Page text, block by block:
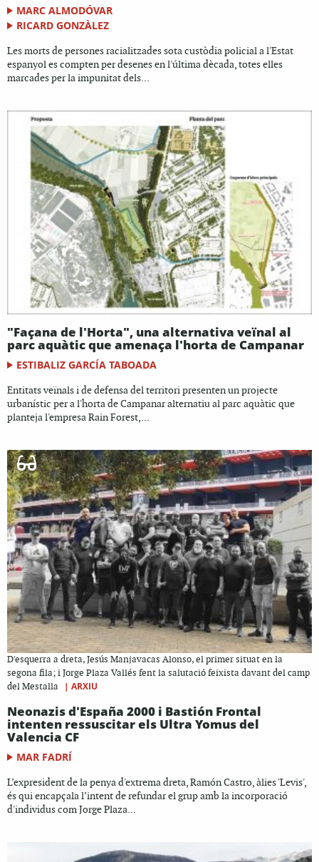
MARC ALMODÓVAR
RICARD GONZÀLEZ
Les morts de persones racialitzades sota custòdia policial a l'Estat
espanyol es compten per desenes en l'última dècada, totes elles
marcades per la impunitat dels...
"Façana de l'Horta", una alternativa veïnal al
parc aquàtic que amenaça l'horta de Campanar
ESTIBALIZ GARCÍA TABOADA
Entitats veïnals i de defensa del territori presenten un projecte
urbanístic per a l'horta de Campanar alternatiu al parc aquàtic que
planteja l'empresa Rain Forest,...
D'esquerra a dreta, Jesús Manjavacas Alonso, el primer situat en la
segona fila; i Jorge Plaza Vallés fent la salutació feixista davant del camp
del Mestalla
| ARXIU
Neonazis d'España 2000 i Bastión Frontal
intenten ressuscitar els Ultra Yomus del
Valencia CF
MAR FADRÍ
L’expresident de la penya d'extrema dreta, Ramón Castro, àlies 'Levis',
és qui encapçala l’intent de refundar el grup amb la incorporació
d'individus com Jorge Plaza...